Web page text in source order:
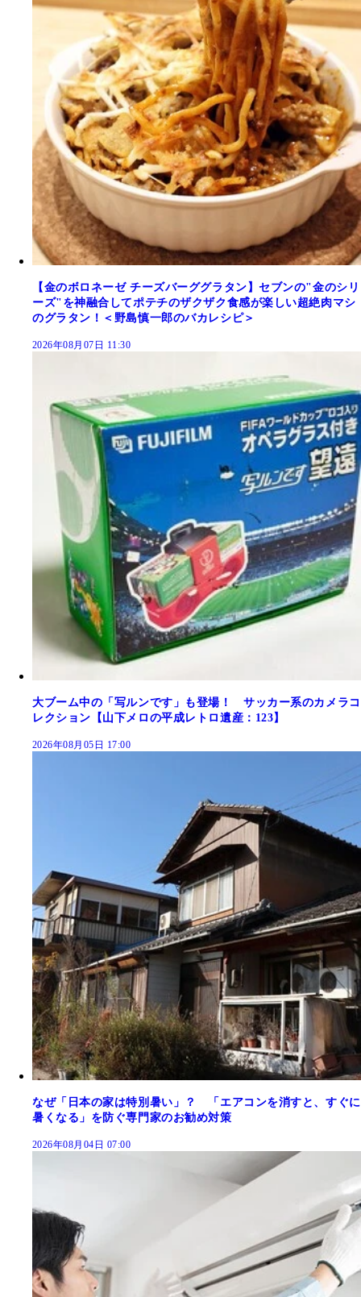
【金のボロネーゼ チーズバーググラタン】セブンの"金のシリ
ーズ"を神融合してポテチのザクザク食感が楽しい超絶肉マシ
のグラタン！＜野島慎一郎のバカレシピ＞
2026年08月07日 11:30
大ブーム中の「写ルンです」も登場！ サッカー系のカメラコ
レクション【山下メロの平成レトロ遺産：123】
2026年08月05日 17:00
なぜ「日本の家は特別暑い」？ 「エアコンを消すと、すぐに
暑くなる」を防ぐ専門家のお勧め対策
2026年08月04日 07:00